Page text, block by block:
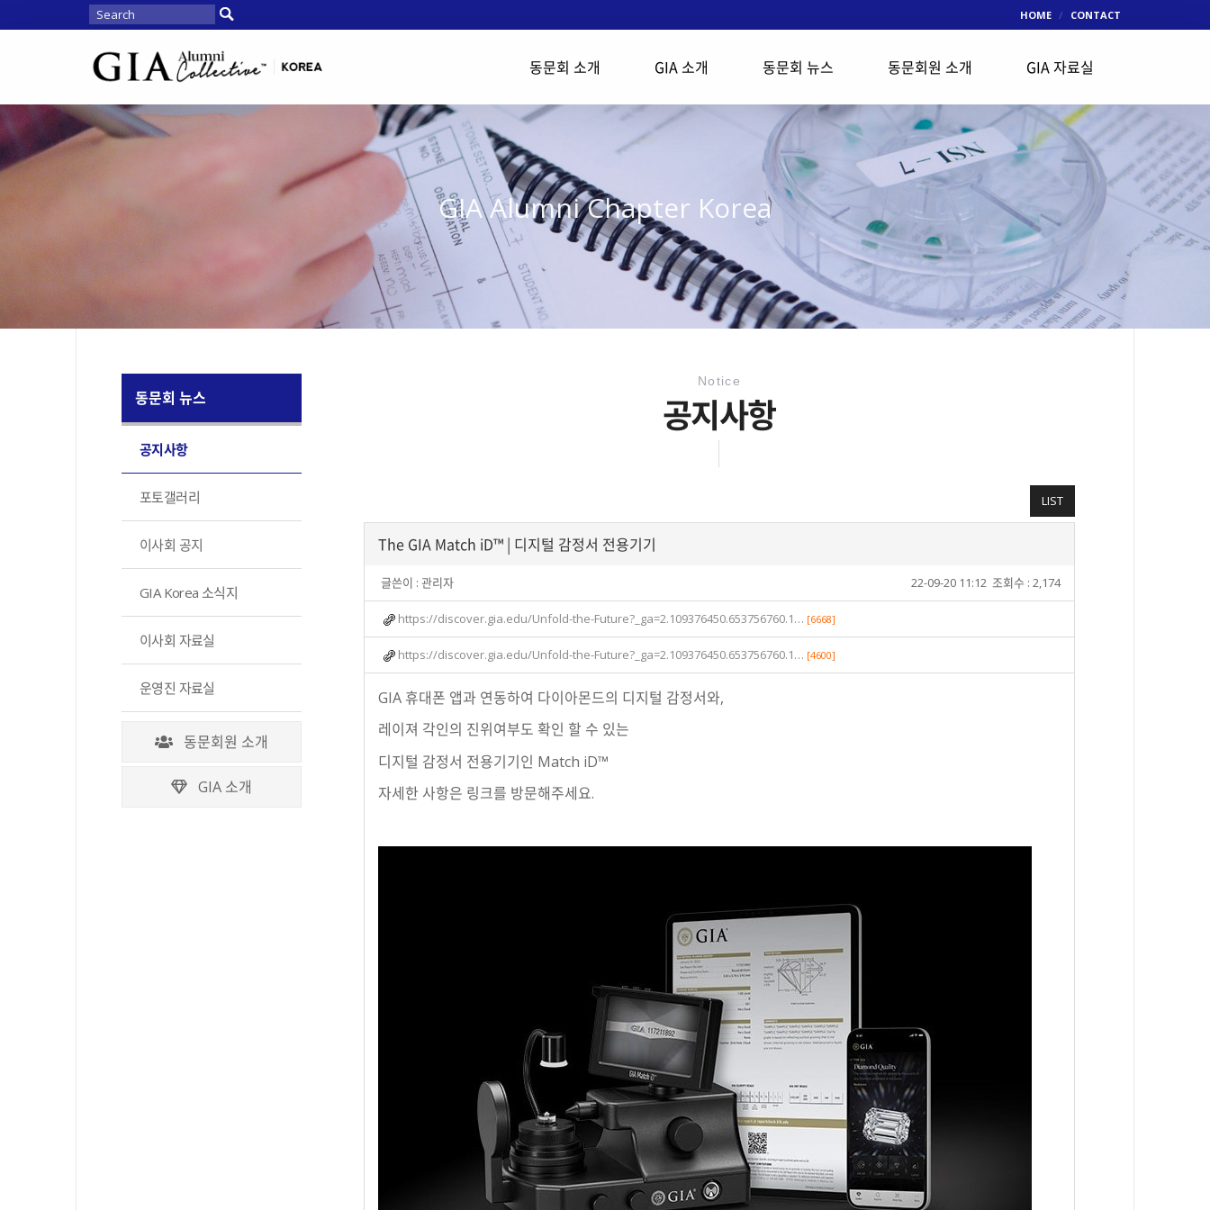
HOME CONTACT
동문회 소개 GIA 소개 동문회 뉴스 동문회원 소개 GIA 자료실
GIA Alumni Chapter Korea
동문회 뉴스
공지사항
포토갤러리
이사회 공지
GIA Korea 소식지
이사회 자료실
운영진 자료실
동문회원 소개
GIA 소개
Notice
공지사항
LIST
The GIA Match iD™ | 디지털 감정서 전용기기
글쓴이 : 관리자 조회수 : 2,174
22-09-20 11:12
https://discover.gia.edu/Unfold-the-Future?_ga=2.109376450.653756760.1… [6668]
https://discover.gia.edu/Unfold-the-Future?_ga=2.109376450.653756760.1… [4600]
GIA 휴대폰 앱과 연동하여 다이아몬드의 디지털 감정서와,
레이져 각인의 진위여부도 확인 할 수 있는
디지털 감정서 전용기기인 Match iD™
자세한 사항은 링크를 방문해주세요.